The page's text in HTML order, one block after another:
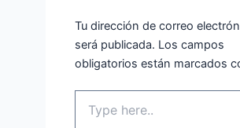
Tu dirección de correo
será publicada. Los campos
obligatorios están marcados
here..